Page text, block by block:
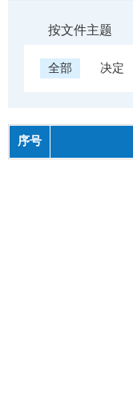
按文件主题
全部 决定
序号